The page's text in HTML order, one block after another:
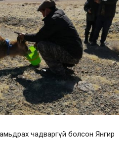
чадваргүй болсон Янгир